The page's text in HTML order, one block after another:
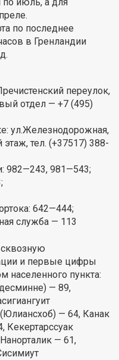
по последнее
в Гренландии
переулок,
отдел — +7 (495)
ул.Железнодорожная,
тел. (+37517) 388-
982—243, 981—543;
642—444;
служба — 113
и первые цифры
населенного пункта:
— 89,
— 64, Канак
Кекертарссуак
— 61,